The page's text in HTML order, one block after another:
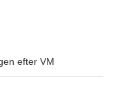
efter VM